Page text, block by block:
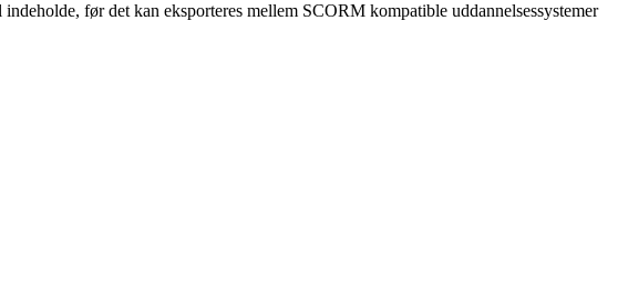
før det kan eksporteres mellem SCORM kompatible uddannelsessystemer